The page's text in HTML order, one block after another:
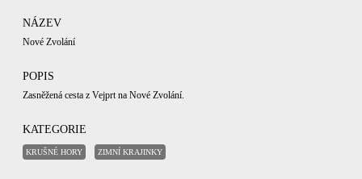
NÁZEV
Nové Zvolání
POPIS
Zasněžená cesta z Vejprt na Nové Zvolání.
KATEGORIE
KRUŠNÉ HORY ZIMNÍ KRAJINKY